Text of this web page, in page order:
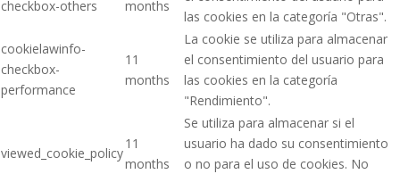
checkbox-others
months
las cookies en la categoría "Otras".
cookielawinfo-
checkbox-
performance
11
months
La cookie se utiliza para almacenar
el consentimiento del usuario para
las cookies en la categoría
"Rendimiento".
viewed_cookie_policy
11
months
Se utiliza para almacenar si el
usuario ha dado su consentimiento
o no para el uso de cookies. No